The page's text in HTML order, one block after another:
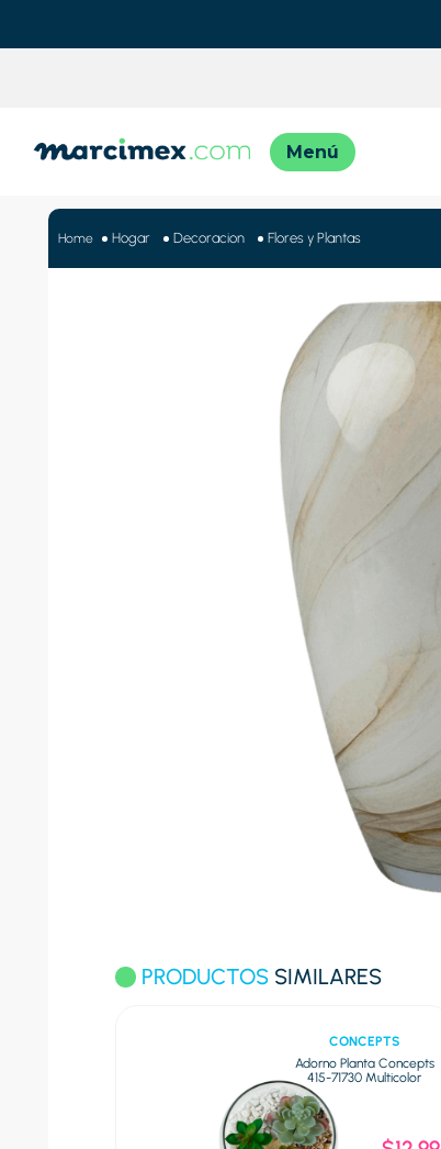
Hogar Decoracion Flores y Plantas
PRODUCTOS SIMILARES
CONCEPTS
Adorno Planta Concepts
415-71730 Multicolor
Oferta
2.
3.
.
.
.